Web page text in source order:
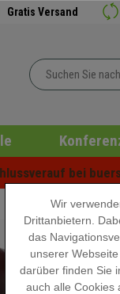
Gratis Versand
bei
Wir
Drittanbietern.
das
unserer
darüber finden Sie
auch alle Cookies